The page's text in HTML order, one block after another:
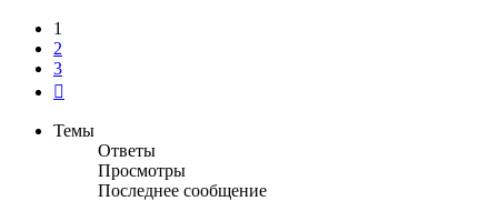
1
2
3
Темы
Ответы
Просмотры
Последнее сообщение